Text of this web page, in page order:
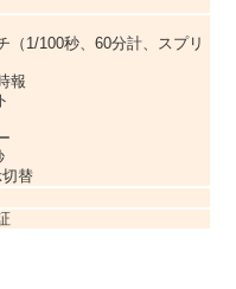
（1/100秒、60分計、スプリ
報
替